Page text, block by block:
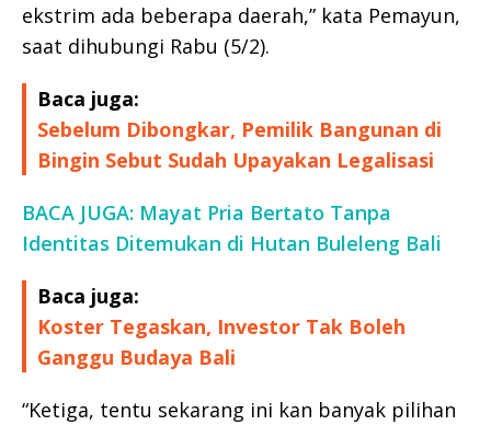
ekstrim ada beberapa daerah,” kata Pemayun,
saat dihubungi Rabu (5/2).
Baca juga:
Sebelum Dibongkar, Pemilik Bangunan di
Bingin Sebut Sudah Upayakan Legalisasi
BACA JUGA: Mayat Pria Bertato Tanpa
Identitas Ditemukan di Hutan Buleleng Bali
Baca juga:
Koster Tegaskan, Investor Tak Boleh
Ganggu Budaya Bali
“Ketiga, tentu sekarang ini kan banyak pilihan